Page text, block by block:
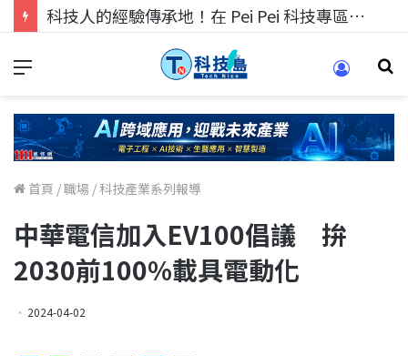
科技人的經驗傳承地！在 Pei Pei 科技專區，與學弟妹交流最硬核的技術
首頁 /職場 /科技產業系列報導
中華電信加入EV100倡議 拚
2030前100%載具電動化
2024-04-02